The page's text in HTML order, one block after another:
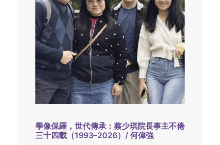
學像保羅，世代傳承：蔡少琪院長事主不倦
三十四載（1993–2026）/ 何偉強